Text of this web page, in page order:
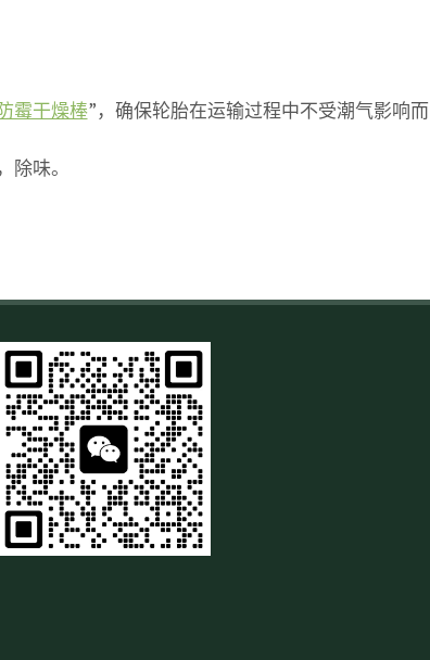
霉干燥棒”，确保轮胎在运输过程中不受潮气影响而
味。